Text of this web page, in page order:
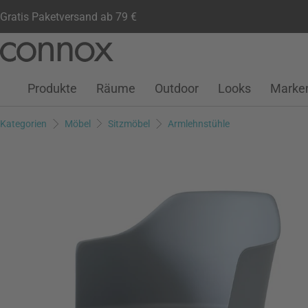
Gratis Paketversand ab 79 €
Seiteninhalt
Suchfeld
Kundenkonto
Wunschliste
Warenkorb
Produkte Räume Outdoor Looks
Kategorien Möbel Sitzmöbel Armlehnstühle